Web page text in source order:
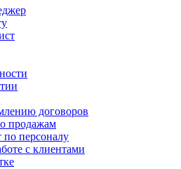
договоров
продажам
персоналу
с клиентами